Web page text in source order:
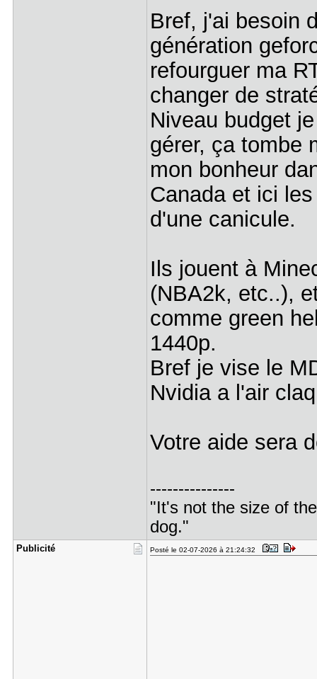
Bref, j'ai besoin
génération
refourguer ma
changer de
Niveau budget
gérer, ça tombe
mon bonheur
Canada et ici
d'une canicule.
Ils jouent à
(NBA2k, etc..),
comme green
1440p.
Bref je vise le
Nvidia a l'air
Votre aide sera
---------------
"It's not the size of
dog."
Publicité Posté le 02-07-2026 à 21:24:32